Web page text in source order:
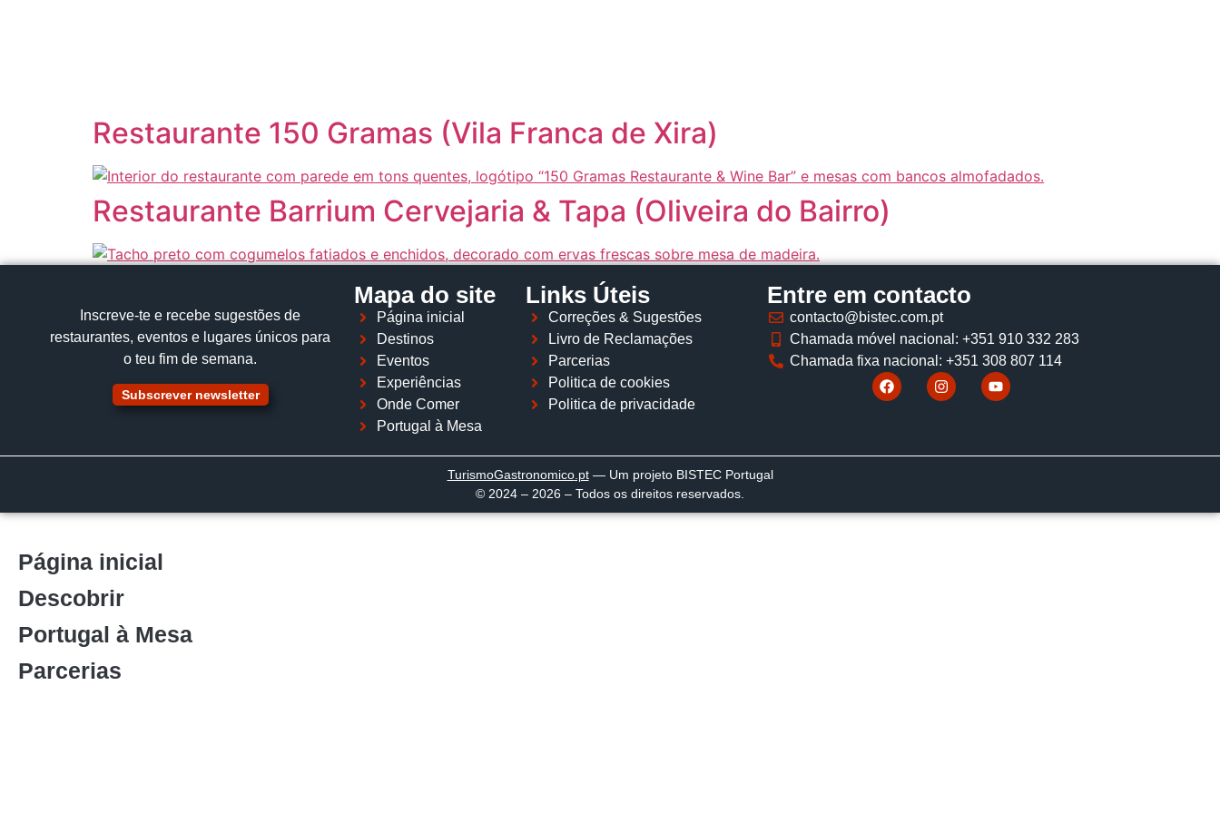
Restaurante 150 Gramas (Vila Franca de Xira)
Restaurante Barrium Cervejaria & Tapa (Oliveira do Bairro)
Inscreve‑te e recebe sugestões de
restaurantes, eventos e lugares únicos para
o teu fim de semana.
Subscrever newsletter
Mapa do site
Página inicial
Destinos
Eventos
Experiências
Onde Comer
Portugal à Mesa
Links Úteis
Correções & Sugestões
Livro de Reclamações
Parcerias
Politica de cookies
Politica de privacidade
Entre em contacto
contacto@bistec.com.pt
Chamada móvel nacional: +351 910 332 283
Chamada fixa nacional: +351 308 807 114
TurismoGastronomico.pt— Um projeto BISTEC Portugal
© 2024 – 2026 – Todos os direitos reservados.
Página inicial
Descobrir
Portugal à Mesa
Parcerias